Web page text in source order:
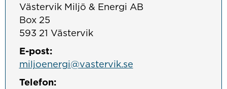
Västervik Miljö & Energi AB
Box 25
593 21 Västervik
E-post:
miljoenergi@vastervik.se
Telefon: